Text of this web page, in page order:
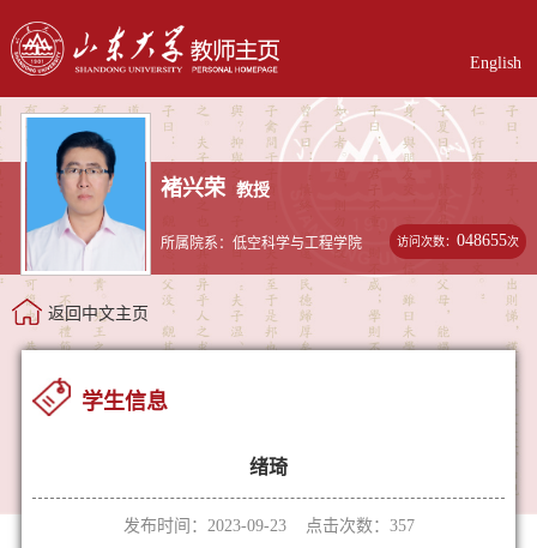
English
褚兴荣 教授
所属院系：低空科学与工程学院 访问次数：048655次
返回中文主页
学生信息
绪琦
发布时间：2023-09-23 点击次数： 357